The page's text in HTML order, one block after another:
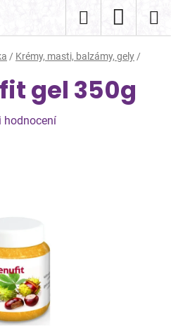
Hledat
KOŠÍK
/ Krémy, masti, balzámy, gely /
gel 350g
hodnocení